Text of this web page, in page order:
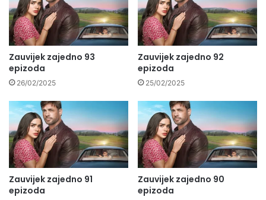
Zauvijek zajedno 93
epizoda
26/02/2025
Zauvijek zajedno 92
epizoda
25/02/2025
Zauvijek zajedno 91
epizoda
Zauvijek zajedno 90
epizoda